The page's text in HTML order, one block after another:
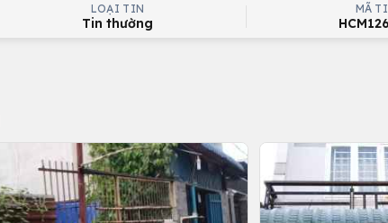
LOẠI TIN
Tin thường
MÃ